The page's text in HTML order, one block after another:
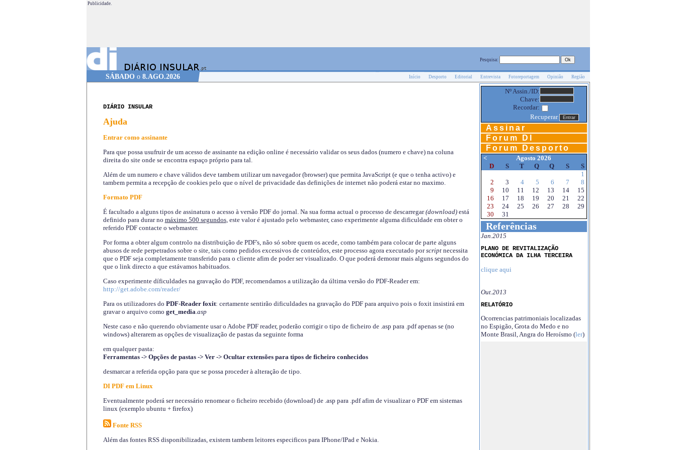
Publicidade.
Pesquisa:
SÁBADO o 8.AGO.2026 Início Desporto Editorial Entrevista Fotoreportagem Opinião Região
DIÁRIO INSULAR
Ajuda
Entrar como assinante
Para que possa usufruir de um acesso de assinante na edição online é necessário validar os seus dados (numero e chave) na coluna
direita do site onde se encontra espaço próprio para tal.
Além de um numero e chave válidos deve tambem utilizar um navegador (browser) que permita JavaScript (e que o tenha activo) e
tambem permita a recepção de cookies pelo que o nível de privacidade das definições de internet não poderá estar no maximo.
Formato PDF
É facultado a alguns tipos de assinatura o acesso à versão PDF do jornal. Na sua forma actual o processo de descarregar(download)está
definido para durar no máximo 500 segundos, este valor é ajustado pelo webmaster, caso experimente alguma dificuldade em obter o
referido PDF contacte o webmaster.
Por forma a obter algum controlo na distribuição de PDF's, não só sobre quem os acede, como também para colocar de parte alguns
abusos de rede perpetrados sobre o site, tais como pedidos excessivos de conteúdos, este processo agora executado porscriptnecessita
que o PDF seja completamente transferido para o cliente afim de poder ser visualizado. O que poderá demorar mais alguns segundos do
que o link directo a que estávamos habituados.
Caso experimente díficuldades na gravação do PDF, recomendamos a utilização da última versão do PDF-Reader em:
http://get.adobe.com/reader/
Para os utilizadores do PDF-Reader foxit: certamente sentirão dificuldades na gravação do PDF para arquivo pois o foxit insistirá em
gravar o arquivo como get_media.asp
Neste caso e não querendo obviamente usar o Adobe PDF reader, poderão corrigir o tipo de ficheiro de .asp para .pdf apenas se (no
windows) alterarem as opções de visualização de pastas da seguinte forma
em qualquer pasta:
Ferramentas -> Opções de pastas -> Ver -> Ocultar extensões para tipos de ficheiro conhecidos
desmarcar a referida opção para que se possa proceder à alteração de tipo.
DI PDF em Linux
Eventualmente poderá ser necessário renomear o ficheiro recebido (download) de .asp para .pdf afim de visualizar o PDF em sistemas
linux (exemplo ubuntu + firefox)
Fonte RSS
Além das fontes RSS disponibilizadas, existem tambem leitores especificos para IPhone/IPad e Nokia.
Nº Assin./ID:
Chave:
Recordar:
Recuperar
Assinar
Forum DI
Forum Desporto
<
Agosto 2026
D
S T Q Q S
S
1
2
3 4 5 6 7
8
9
10 11 12 13 14
15
16
17 18 19 20 21
22
23
24 25 26 27 28
29
30
31
Referências
Jan.2015
PLANO DE REVITALIZAÇÃO
ECONÓMICA DA ILHA TERCEIRA
clique aqui
Out.2013
RELATÓRIO
Ocorrencias patrimoniais localizadas
no Espigão, Grota do Medo e no
Monte Brasil, Angra do Heroísmo (ler)